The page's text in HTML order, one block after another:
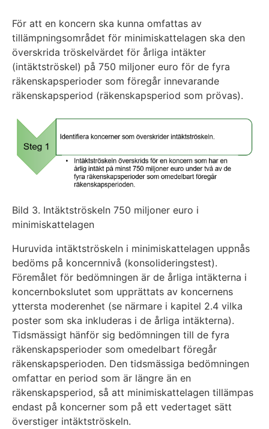
För att en koncern ska kunna omfattas av
tillämpningsområdet för minimiskattelagen ska den
överskrida tröskelvärdet för årliga intäkter
(intäktströskel) på 750 miljoner euro för de fyra
räkenskapsperioder som föregår innevarande
räkenskapsperiod (räkenskapsperiod som prövas).
Bild 3. Intäktströskeln 750 miljoner euro i
minimiskattelagen
Huruvida intäktströskeln i minimiskattelagen uppnås
bedöms på koncernnivå (konsolideringstest).
Föremålet för bedömningen är de årliga intäkterna i
koncernbokslutet som upprättats av koncernens
yttersta moderenhet (se närmare i kapitel 2.4 vilka
poster som ska inkluderas i de årliga intäkterna).
Tidsmässigt hänför sig bedömningen till de fyra
räkenskapsperioder som omedelbart föregår
räkenskapsperioden. Den tidsmässiga bedömningen
omfattar en period som är längre än en
räkenskapsperiod, så att minimiskattelagen tillämpas
endast på koncerner som på ett vedertaget sätt
överstiger intäktströskeln.